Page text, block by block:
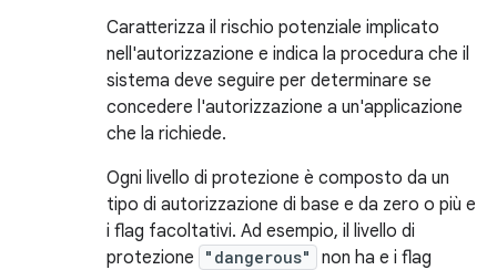
Caratterizza il rischio potenziale implicato
nell'autorizzazione e indica la procedura che il
sistema deve seguire per determinare se
concedere l'autorizzazione a un'applicazione
che la richiede.
Ogni livello di protezione è composto da un
tipo di autorizzazione di base e da zero o più e
i flag facoltativi. Ad esempio, il livello di
protezione
"dangerous"
non ha e i flag